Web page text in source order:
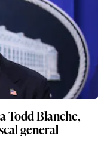
Todd Blanche,
general